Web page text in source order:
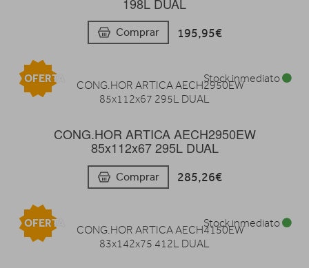
Comprar 195,95€
CONG.HOR ARTICA AECH2950EW
85x112x67 295L DUAL
Comprar 285,26€
Stock inmediato
OFERTA
Stock inmediato
OFERTA